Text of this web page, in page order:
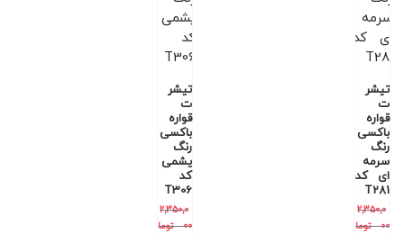
تیشر
ت
قواره
باکسی
رنگ
سرمه
ای کد
T281
2,350,0
00
توما
تیشر
ت
قواره
باکسی
رنگ
یشمی
کد
T306
2,350,0
00
توما